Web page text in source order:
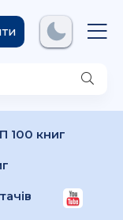
100 книг